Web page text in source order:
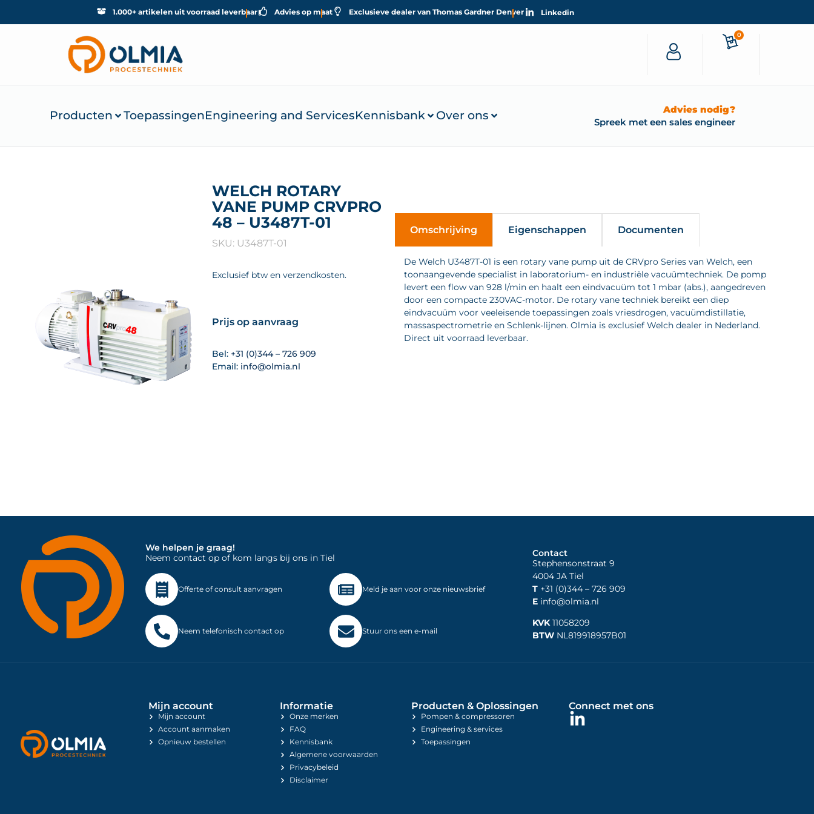
1.000+ artikelen uit voorraad leverbaar Advies op maat Exclusieve dealer van Thomas Gardner Denver Linkedin
0
Producten ToepassingenEngineering and ServicesKennisbank Over ons
Advies nodig?
Spreek met een sales engineer
WELCH ROTARY
VANE PUMP CRVPRO
48 – U3487T-01
SKU: U3487T-01
Exclusief btw en verzendkosten.
Prijs op aanvraag
Bel: +31 (0)344 – 726 909
Email: info@olmia.nl
Omschrijving Eigenschappen Documenten
De Welch U3487T-01 is een rotary vane pump uit de CRVpro Series van Welch, een
toonaangevende specialist in laboratorium- en industriële vacuümtechniek. De pomp
levert een flow van 928 l/min en haalt een eindvacuüm tot 1 mbar (abs.), aangedreven
door een compacte 230VAC-motor. De rotary vane techniek bereikt een diep
eindvacuüm voor veeleisende toepassingen zoals vriesdrogen, vacuümdistillatie,
massaspectrometrie en Schlenk-lijnen. Olmia is exclusief Welch dealer in Nederland.
Direct uit voorraad leverbaar.
We helpen je graag!
Neem contact op of kom langs bij ons in Tiel
Offerte of consult aanvragen
Neem telefonisch contact op
Meld je aan voor onze nieuwsbrief
Stuur ons een e-mail
Contact
Stephensonstraat 9
4004 JA Tiel
T+31 (0)344– 726 909
Einfo@olmia.nl
KVK11058209
BTWNL819918957B01
Mijn account
Mijn account
Account aanmaken
Opnieuw bestellen
Informatie
Onze merken
FAQ
Kennisbank
Algemene voorwaarden
Privacybeleid
Disclaimer
Producten & Oplossingen
Pompen & compressoren
Engineering & services
Toepassingen
Connect met ons